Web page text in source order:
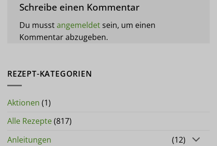
Schreibe einen Kommentar
Du musstangemeldetsein, um einen
Kommentar abzugeben.
REZEPT-KATEGORIEN
Aktionen (1)
Alle Rezepte(817)
Anleitungen
(12)